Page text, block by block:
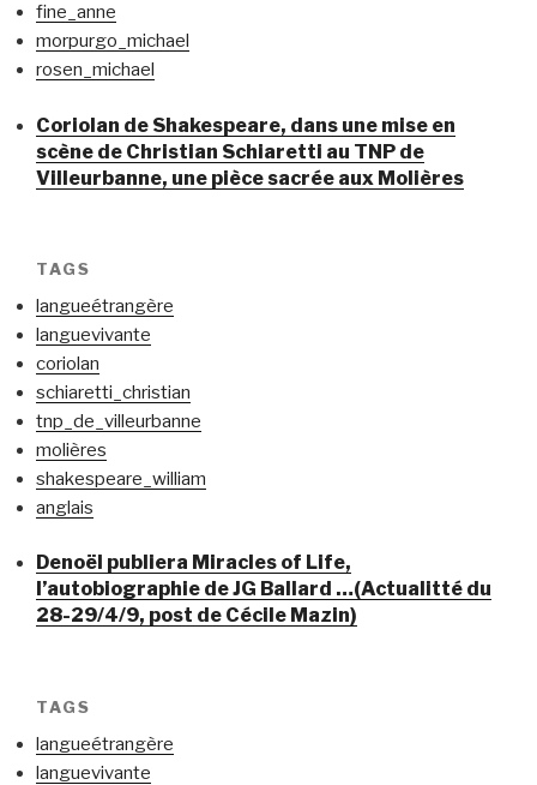
fine_anne
morpurgo_michael
rosen_michael
Coriolan de Shakespeare, dans une mise en
scène de Christian Schiaretti au TNP de
Villeurbanne, une pièce sacrée aux Molières
TAGS
langueétrangère
languevivante
coriolan
schiaretti_christian
tnp_de_villeurbanne
molières
shakespeare_william
anglais
Denoël publiera Miracles of Life,
l’autobiographie de JG Ballard …(Actualitté du
28-29/4/9, post de Cécile Mazin)
TAGS
langueétrangère
languevivante